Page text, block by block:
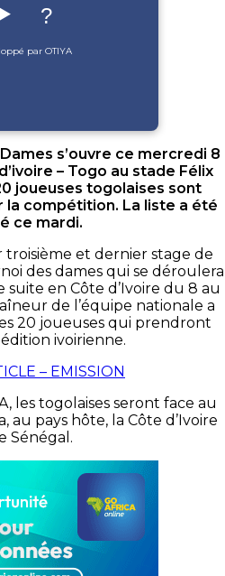
?
par OTIYA
s’ouvre ce mercredi 8
– Togo au stade Félix
joueuses togolaises sont
compétition. La liste a été
ce mardi.
et dernier stage de
des dames qui se déroulera
en Côte d’Ivoire du 8 au
de l’équipe nationale a
20 joueuses qui prendront
ivoirienne.
les togolaises seront face au
pays hôte, la Côte d’Ivoire
Sénégal.